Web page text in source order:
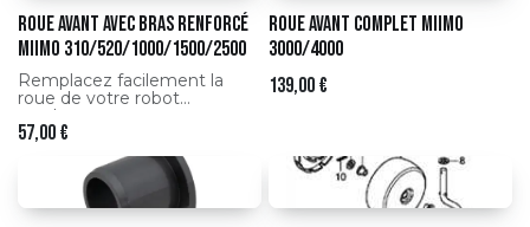
permet de retrouver une
mobilité fluide et stable sur
tous types de terrains.
Roue avant avec bras renforcé
Miimo 310/520/1000/1500/2500
Remplacez facilement la
roue de votre robot
tondeuse avec cette roue
renforcée d’origine Honda,
conçue pour les modèles
Miimo HRM310 après 2018.
Son bras renforcé offre une
meilleure résistance et une
57,00€
Roue avant complet Miimo
3000/4000
139,00€